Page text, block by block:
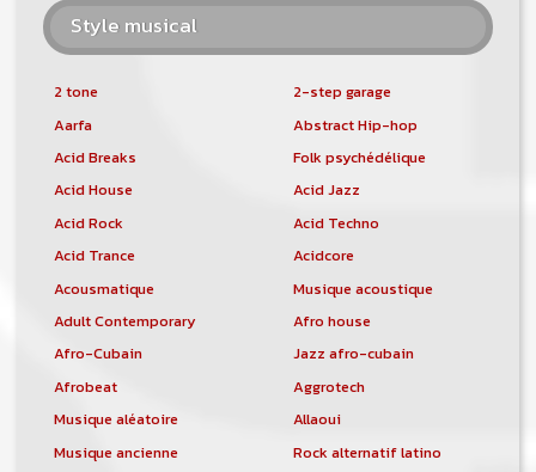
Style musical
2 tone
2-step garage
Aarfa
Abstract Hip-hop
Acid Breaks
Folk psychédélique
Acid House
Acid Jazz
Acid Rock
Acid Techno
Acid Trance
Acidcore
Acousmatique
Musique acoustique
Adult Contemporary
Afro house
Afro-Cubain
Jazz afro-cubain
Afrobeat
Aggrotech
Musique aléatoire
Allaoui
Musique ancienne
Rock alternatif latino